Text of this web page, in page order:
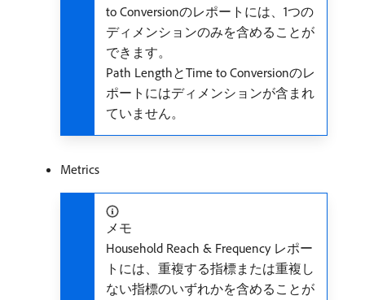
to Conversionのレポートには、1つの
ディメンションのみを含めることが
できます。
Path LengthとTime to Conversionのレ
ポートにはディメンションが含まれ
ていません。
Metrics
メモ
Household Reach & Frequency レポー
トには、重複する指標または重複し
ない指標のいずれかを含めることが